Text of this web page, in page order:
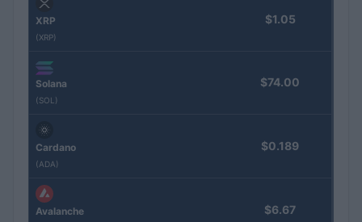
XRP
(XRP)
$1.05
Solana
(SOL)
$74.00
Cardano
(ADA)
$0.189
Avalanche $6.67